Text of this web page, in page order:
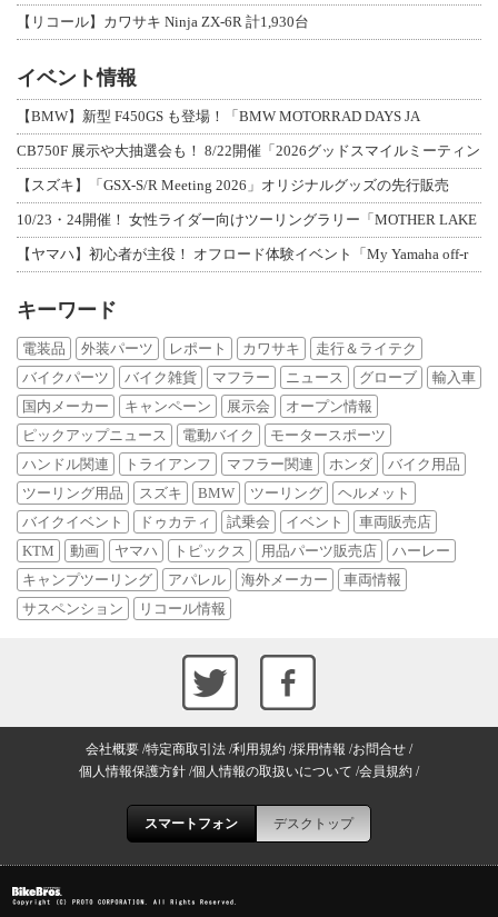
【リコール】カワサキ Ninja ZX-6R 計1,930台
イベント情報
【BMW】新型 F450GS も登場！「BMW MOTORRAD DAYS JA
CB750F 展示や大抽選会も！ 8/22開催「2026グッドスマイルミーティン
【スズキ】「GSX-S/R Meeting 2026」オリジナルグッズの先行販売
10/23・24開催！ 女性ライダー向けツーリングラリー「MOTHER LAKE
【ヤマハ】初心者が主役！ オフロード体験イベント「My Yamaha off-r
キーワード
電装品 外装パーツ レポート カワサキ
走行＆ライテク
バイクパーツ
バイク雑貨 マフラー ニュース グローブ
輸入車
国内メーカー
キャンペーン 展示会
オープン情報
ピックアップニュース
電動バイク
モータースポーツ
ハンドル関連
トライアンフ マフラー関連 ホンダ
バイク用品
ツーリング用品
スズキ BMW ツーリング
ヘルメット
バイクイベント
ドゥカティ 試乗会 イベント
車両販売店
KTM
動画 ヤマハ トピックス 用品パーツ販売店
ハーレー
キャンプツーリング
アパレル 海外メーカー
車両情報
サスペンション
リコール情報
会社概要 特定商取引法 利用規約 採用情報 お問合せ
個人情報保護方針 個人情報の取扱いについて 会員規約
スマートフォン デスクトップ